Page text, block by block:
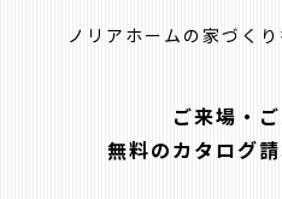
ノリアホームの家づく
ご来場・
無料のカタログ